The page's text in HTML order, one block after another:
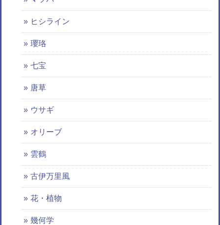
ヒシライン
瓔珞
七宝
唐草
ウサギ
オリーブ
雲鶴
古伊万里風
花・植物
幾何学